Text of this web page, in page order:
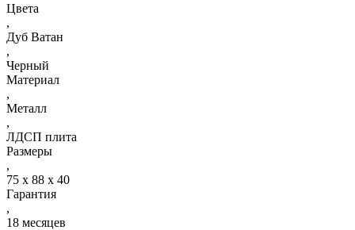
Цвета
,
Дуб Ватан
,
Черный
Материал
,
Металл
,
ЛДСП плита
Размеры
,
75 х 88 х 40
Гарантия
,
18 месяцев